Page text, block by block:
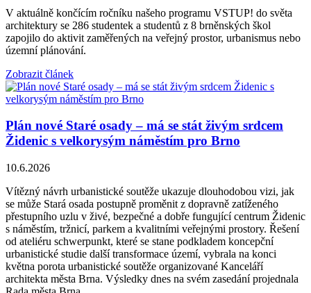
V aktuálně končícím ročníku našeho programu VSTUP! do světa
architektury se 286 studentek a studentů z 8 brněnských škol
zapojilo do aktivit zaměřených na veřejný prostor, urbanismus nebo
územní plánování.
Zobrazit článek
Plán nové Staré osady – má se stát živým srdcem
Židenic s velkorysým náměstím pro Brno
10.6.2026
Vítězný návrh urbanistické soutěže ukazuje dlouhodobou vizi, jak
se může Stará osada postupně proměnit z dopravně zatíženého
přestupního uzlu v živé, bezpečné a dobře fungující centrum Židenic
s náměstím, tržnicí, parkem a kvalitními veřejnými prostory. Řešení
od ateliéru schwerpunkt, které se stane podkladem koncepční
urbanistické studie další transformace území, vybrala na konci
května porota urbanistické soutěže organizované Kanceláří
architekta města Brna. Výsledky dnes na svém zasedání projednala